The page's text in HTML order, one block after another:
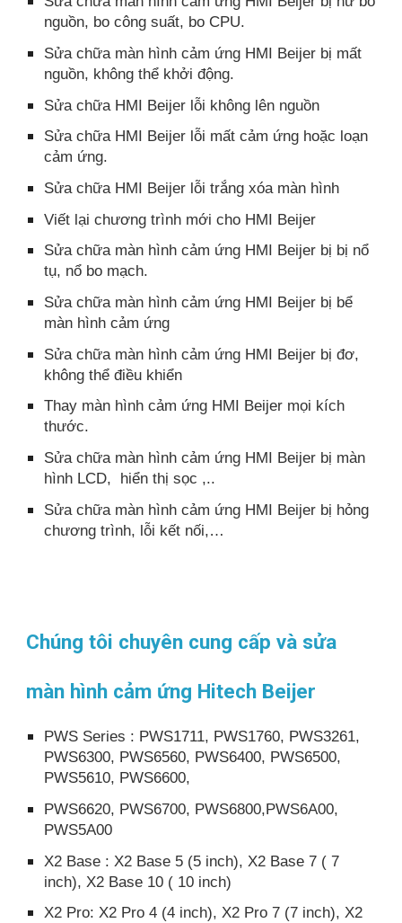
nguồn, bo công suất, bo CPU.
Sửa chữa màn hình cảm ứng HMI Beijer bị mất
nguồn, không thể khởi động.
Sửa chữa HMI Beijer lỗi không lên nguồn
Sửa chữa HMI Beijer lỗi mất cảm ứng hoặc loạn
cảm ứng.
Sửa chữa HMI Beijer lỗi trắng xóa màn hình
Viết lại chương trình mới cho HMI Beijer
Sửa chữa màn hình cảm ứng HMI Beijer bị bị nổ
tụ, nổ bo mạch.
Sửa chữa màn hình cảm ứng HMI Beijer bị bể
màn hình cảm ứng
Sửa chữa màn hình cảm ứng HMI Beijer bị đơ,
không thể điều khiển
Thay màn hình cảm ứng HMI Beijer mọi kích
thước.
Sửa chữa màn hình cảm ứng HMI Beijer bị màn
hình LCD, hiển thị sọc ,..
Sửa chữa màn hình cảm ứng HMI Beijer bị hỏng
chương trình, lỗi kết nối,…
Chúng tôi chuyên cung cấp và sửa
màn hình cảm ứng Hitech Beijer
PWS Series : PWS1711, PWS1760, PWS3261,
PWS6300, PWS6560, PWS6400, PWS6500,
PWS5610, PWS6600,
PWS6620, PWS6700, PWS6800,PWS6A00,
PWS5A00
X2 Base : X2 Base 5 (5 inch), X2 Base 7 ( 7
inch), X2 Base 10 ( 10 inch)
X2 Pro: X2 Pro 4 (4 inch), X2 Pro 7 (7 inch), X2